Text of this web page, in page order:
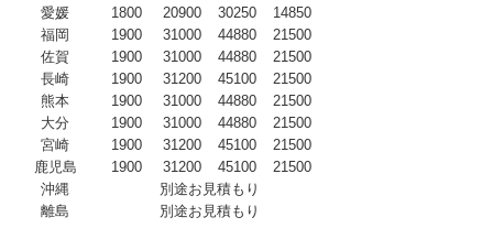
愛媛
1800 20900 30250
14850
福岡
1900 31000 44880
21500
佐賀
1900 31000 44880
21500
長崎
1900 31200 45100
21500
熊本
1900 31000 44880
21500
大分
1900 31000 44880
21500
宮崎
1900 31200 45100
21500
鹿児島
1900 31200 45100
21500
沖縄
別途お見積もり
離島
別途お見積もり